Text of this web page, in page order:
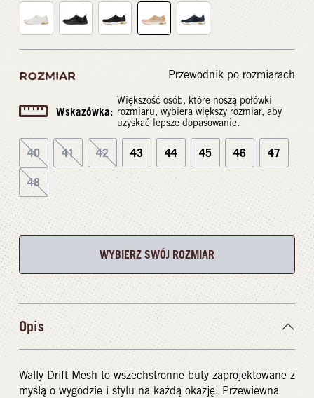
ROZMIAR Przewodnik po rozmiarach
Wskazówka:
Większość osób, które noszą połówki
rozmiaru, wybiera większy rozmiar, aby
uzyskać lepsze dopasowanie.
40 41 42 43 44 45 46 47
48
WYBIERZ SWÓJ ROZMIAR
Opis
Wally Drift Mesh to wszechstronne buty zaprojektowane z
myślą o wygodzie i stylu na każdą okazję. Przewiewna